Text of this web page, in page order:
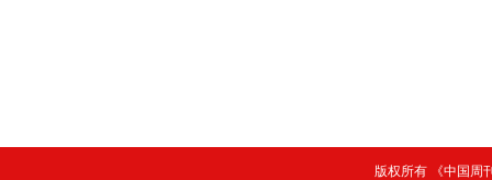
版权所有 《中国周